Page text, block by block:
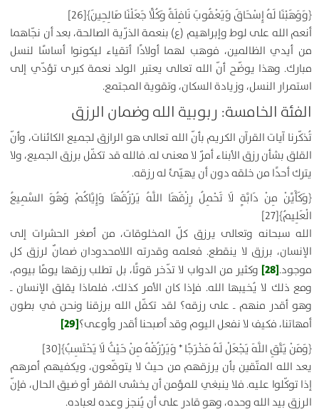
﴿وَوَهَبْنَا لَهُ إِسْحَاقَ وَيَعْقُوبَ نَافِلَةً وَكُلًّا جَعَلْنَا صَالِحِينَ﴾[26]
أنعم الله على لوط وإبراهيم (ع) بنعمة الذرّية الصالحة، بعد أن نجّاهما
من أيدي الظالمين، فوهب لهما أولادًا أتقياء ليكونوا أساسًا لنسل
مبارك. وهذا يوضّح أنّ الله تعالى يعتبر الولد نعمة كبرى تؤدّي إلى
استمرار النسل، وزيادة السكان، وتقوية المجتمع.
الفئة الخامسة: ربوبية الله وضمان الرزق
تُذكّرنا آيات القرآن الكريم بأنّ الله تعالى هو الرازق لجميع الكائنات، وأنّ
القلق بشأن رزق الأبناء أمرٌ لا معنى له. فالله قد تكفّل برزق الجميع، ولا
يترك أحدًا من خلقه دون أن يهيّئ له رزقه.
﴿وَكَأَيِّنْ مِنْ دَابَّةٍ لَا تَحْمِلُ رِزْقَهَا اللَّهُ يَرْزُقُهَا وَإِيَّاكُمْ وَهُوَ السَّمِيعُ
الْعَلِيمُ﴾[27]
الله سبحانه وتعالى يرزق كلّ المخلوقات، من أصغر الحشرات إلى
الإنسان، برزق لا ينقطع. فعلمه وقدرته اللامحدودان ضمانٌ لرزق كل
موجود.[28]
وكثير من الدواب لا تدّخر قوتًا، بل تطلب رزقها يومًا بيوم،
ومع ذلك لا يُخيبها الله. فإذا كان الأمر كذلك، فلماذا يقلق الإنسان ـ
وهو أقدر منهم ـ على رزقه؟ لقد تكفّل الله برزقنا ونحن في بطون
أمهاتنا، فكيف لا نفعل اليوم وقد أصبحنا أقدر وأوعى؟[29]
﴿وَمَنْ يَتَّقِ اللَّهَ يَجْعَلْ لَهُ مَخْرَجًا * وَيَرْزُقْهُ مِنْ حَيْثُ لَا يَحْتَسِبُ﴾[30]
يعد الله المتّقين بأن يرزقهم من حيث لا يتوقّعون، ويكفيهم أمرهم
إذا توكّلوا عليه. فلا ينبغي للمؤمن أن يخشى الفقر أو ضيق الحال، فإنّ
الرزق بيد الله وحده، وهو قادر على أن يُنجز وعده لعباده.